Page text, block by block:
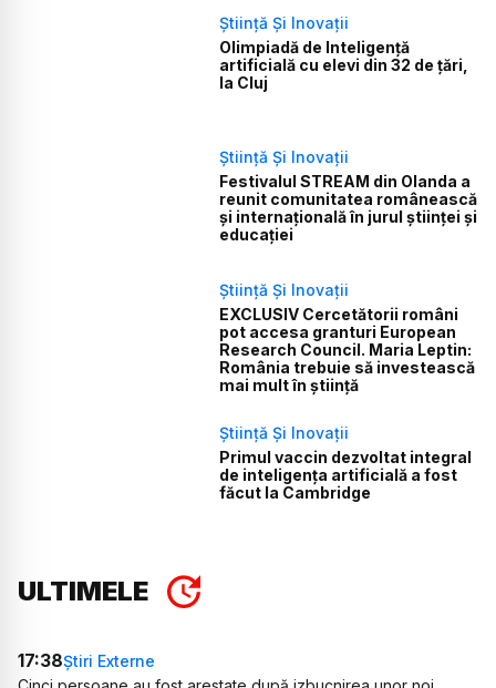
Știință Și Inovații
Olimpiadă de Inteligență
artificială cu elevi din 32 de țări,
la Cluj
Știință Și Inovații
Festivalul STREAM din Olanda a
reunit comunitatea românească
și internațională în jurul științei și
educației
Știință Și Inovații
EXCLUSIV Cercetătorii români
pot accesa granturi European
Research Council. Maria Leptin:
România trebuie să investească
mai mult în știință
Știință Și Inovații
Primul vaccin dezvoltat integral
de inteligența artificială a fost
făcut la Cambridge
ULTIMELE
17:38Știri Externe